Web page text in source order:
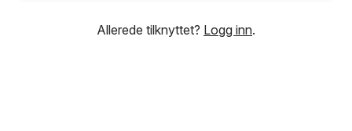
Allerede tilknyttet? Logg inn.